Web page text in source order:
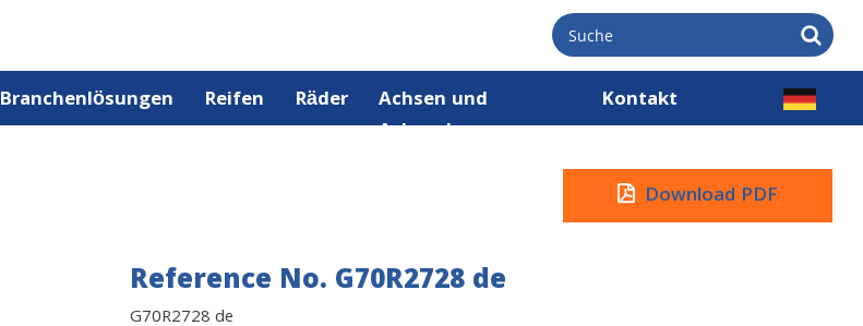
Branchenlösungen Reifen Räder
Achsen und
Achsnaben
Kontakt
Download PDF
Reference No. G70R2728 de
G70R2728 de